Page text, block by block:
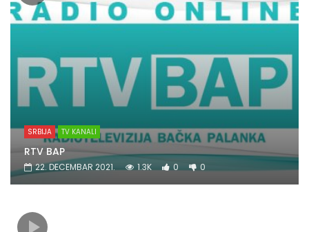
SRBIJA TV KANALI
RTV BAP
22. DECEMBAR 2021. 1.3K 0 0